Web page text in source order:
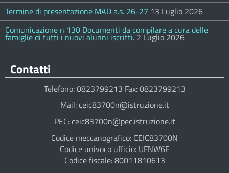
Termine di presentazione MAD a.s. 26-27 13 Luglio 2026
Comunicazione n 130 Documenti da compilare a cura delle
famiglie di tutti i nuovi alunni iscritti. 2 Luglio 2026
Contatti
Telefono: 0823799213 Fax: 0823799213
Mail: ceic83700n@istruzione.it
PEC: ceic83700n@pec.istruzione.it
Codice meccanografico: CEIC83700N
Codice univoco ufficio: UFNW6F
Codice fiscale: 80011810613